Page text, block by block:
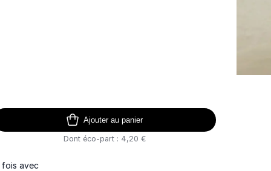
Ajouter au panier
Dont éco-part : 4,20 €
fois avec